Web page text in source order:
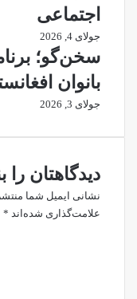
اجتماعی
جولای 4, 2026
سخن‌گو؛
بانوان
جولای 3, 2026
دیدگاهتان را
نشانی ایمیل شما
علامت‌گذاری شده‌اند *